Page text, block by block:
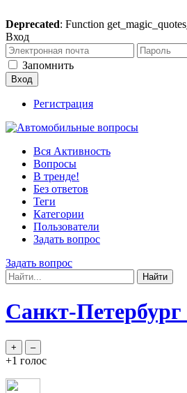
Deprecated: Function
Вход
Запомнить
Регистрация
Вся Активность
Вопросы
В тренде!
Без ответов
Теги
Категории
Пользователи
Задать вопрос
Задать вопрос
Санкт-Петербург
+1 голос